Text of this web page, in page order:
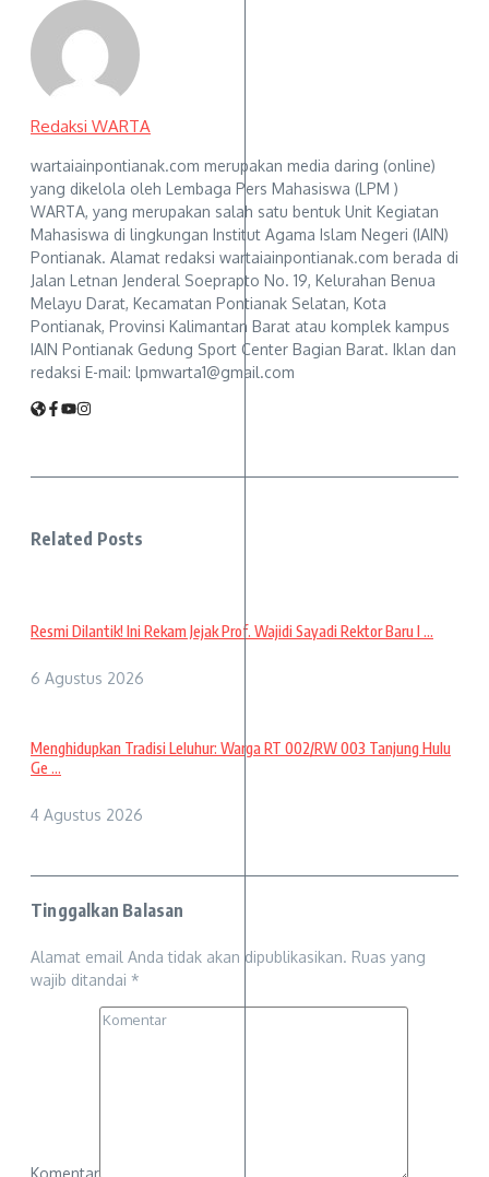
Redaksi WARTA
wartaiainpontianak.com merupakan media daring (online)
yang dikelola oleh Lembaga Pers Mahasiswa (LPM )
WARTA, yang merupakan salah satu bentuk Unit Kegiatan
Mahasiswa di lingkungan Institut Agama Islam Negeri (IAIN)
Pontianak. Alamat redaksi wartaiainpontianak.com berada di
Jalan Letnan Jenderal Soeprapto No. 19, Kelurahan Benua
Melayu Darat, Kecamatan Pontianak Selatan, Kota
Pontianak, Provinsi Kalimantan Barat atau komplek kampus
IAIN Pontianak Gedung Sport Center Bagian Barat. Iklan dan
redaksi E-mail: lpmwarta1@gmail.com
Related Posts
Resmi Dilantik! Ini Rekam Jejak Prof. Wajidi Sayadi Rektor Baru I ...
6 Agustus 2026
Menghidupkan Tradisi Leluhur: Warga RT 002/RW 003 Tanjung Hulu
Ge ...
4 Agustus 2026
Tinggalkan Balasan
Alamat email Anda tidak akan dipublikasikan. Ruas yang
wajib ditandai *
Komentar